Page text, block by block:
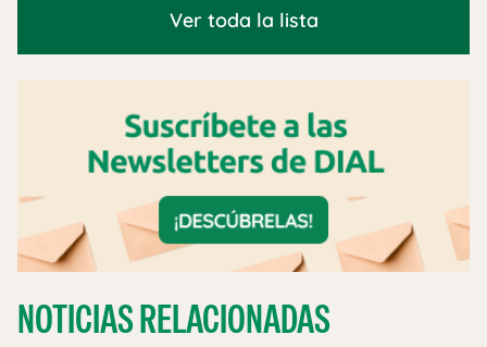
Ver toda la lista
NOTICIAS RELACIONADAS